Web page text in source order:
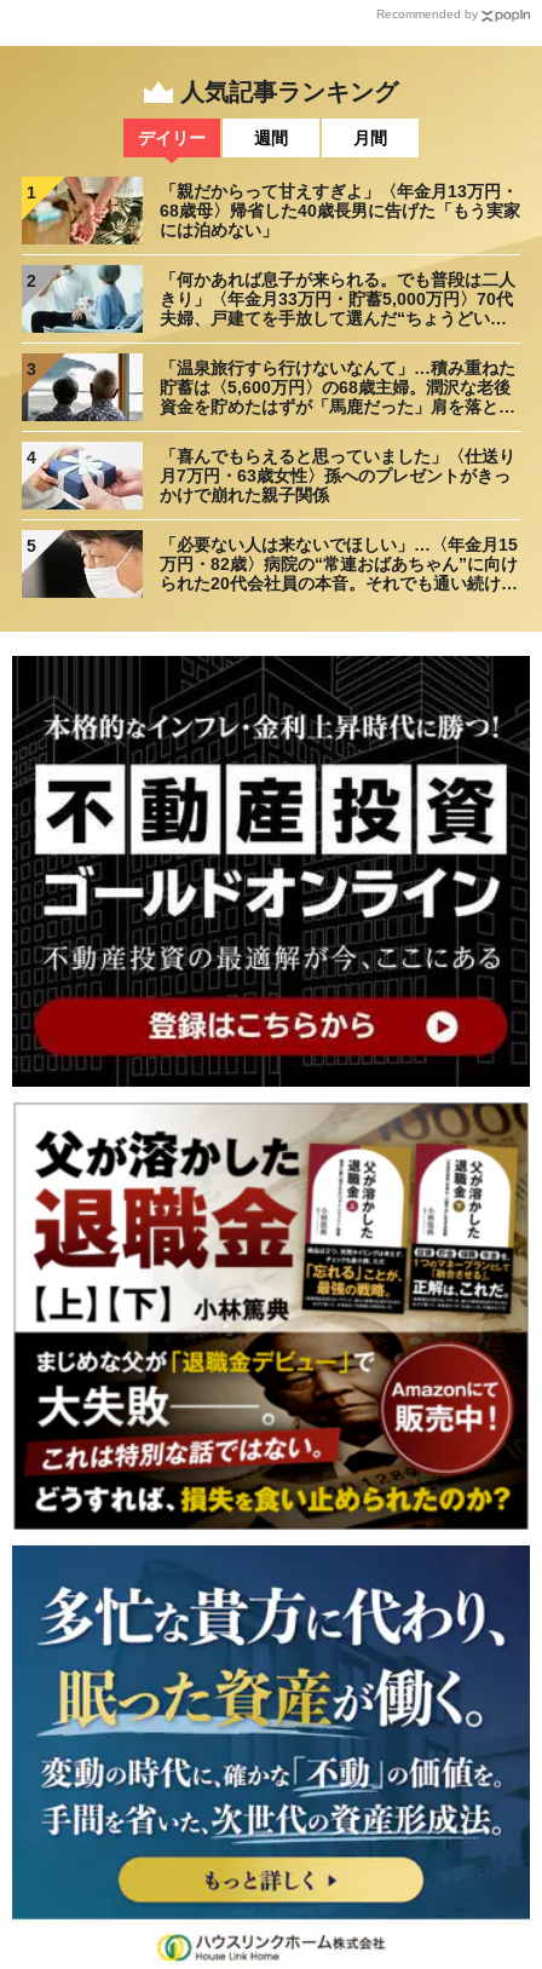
Recommended by
人気記事ランキング
デイリー 週間 月間
1
「親だからって甘えすぎよ」〈年金月13万円・
68歳母〉帰省した40歳長男に告げた「もう実家
には泊めない」
2
「何かあれば息子が来られる。でも普段は二人
きり」〈年金月33万円・貯蓄5,000万円〉70代
夫婦、戸建てを手放して選んだ“ちょうどいい
3
「温泉旅行すら行けないなんて」…積み重ねた
貯蓄は〈5,600万円〉の68歳主婦。潤沢な老後
資金を貯めたはずが「馬鹿だった」肩を落とす
4
「喜んでもらえると思っていました」〈仕送り
月7万円・63歳女性〉孫へのプレゼントがきっ
かけで崩れた親子関係
5
「必要ない人は来ないでほしい」…〈年金月15
万円・82歳〉病院の“常連おばあちゃん”に向け
られた20代会社員の本音。それでも通い続ける